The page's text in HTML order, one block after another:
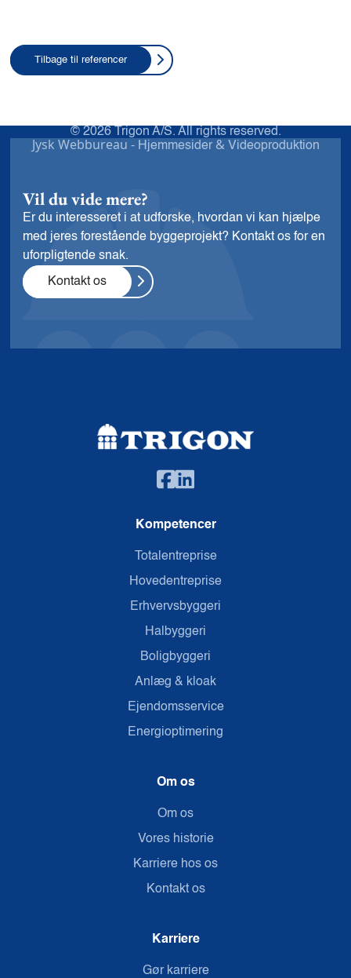
Tilbage til referencer
Vil du vide mere?
Er du interesseret i at udforske, hvordan vi kan hjælpe
med jeres forestående byggeprojekt? Kontakt os for en
uforpligtende snak.
Kontakt os
Kompetencer
Totalentreprise
Hovedentreprise
Erhvervsbyggeri
Halbyggeri
Boligbyggeri
Anlæg & kloak
Ejendomsservice
Energioptimering
Om os
Om os
Vores historie
Karriere hos os
Kontakt os
Karriere
Gør karriere
© 2026 Trigon A/S. All rights reserved.
Jysk Webbureau - Hjemmesider & Videoproduktion